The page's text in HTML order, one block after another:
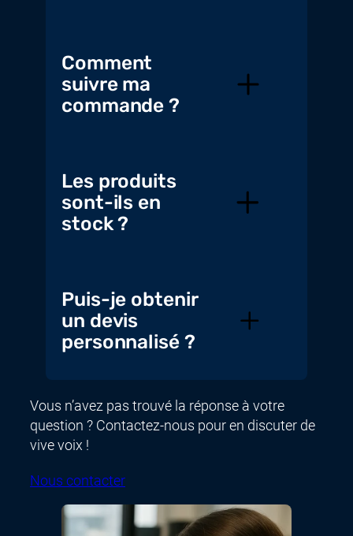
Comment
suivre ma
commande ?
Les produits
sont-ils en
stock ?
Puis-je obtenir
un devis
personnalisé ?
Vous n’avez pas trouvé la réponse à votre
question ? Contactez-nous pour en discuter de
vive voix !
Nous contacter